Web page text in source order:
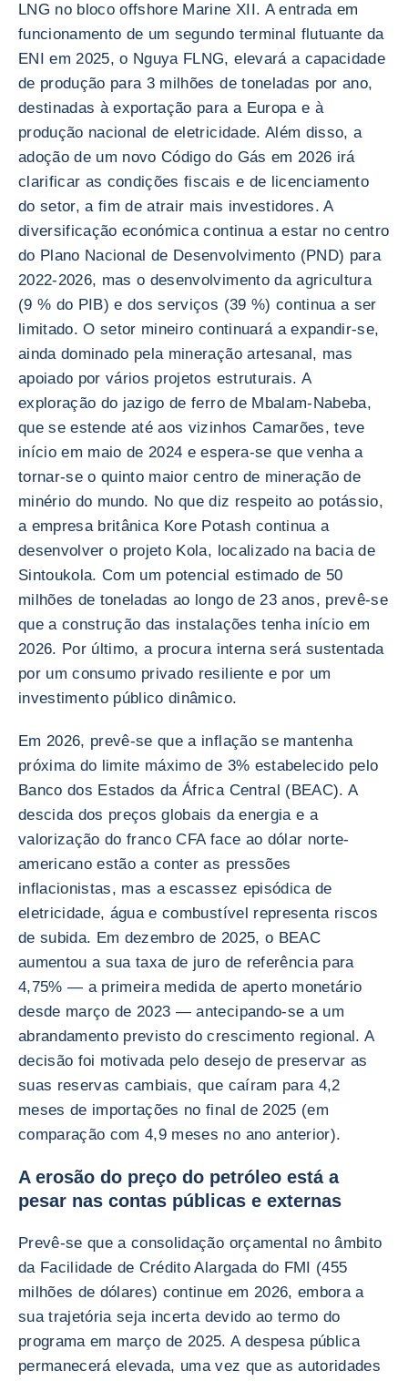
LNG no bloco offshore Marine XII. A entrada em
funcionamento de um segundo terminal flutuante da
ENI em 2025, o Nguya FLNG, elevará a capacidade
de produção para 3 milhões de toneladas por ano,
destinadas à exportação para a Europa e à
produção nacional de eletricidade. Além disso, a
adoção de um novo Código do Gás em 2026 irá
clarificar as condições fiscais e de licenciamento
do setor, a fim de atrair mais investidores. A
diversificação económica continua a estar no centro
do Plano Nacional de Desenvolvimento (PND) para
2022-2026, mas o desenvolvimento da agricultura
(9 % do PIB) e dos serviços (39 %) continua a ser
limitado. O setor mineiro continuará a expandir-se,
ainda dominado pela mineração artesanal, mas
apoiado por vários projetos estruturais. A
exploração do jazigo de ferro de Mbalam-Nabeba,
que se estende até aos vizinhos Camarões, teve
início em maio de 2024 e espera-se que venha a
tornar-se o quinto maior centro de mineração de
minério do mundo. No que diz respeito ao potássio,
a empresa britânica Kore Potash continua a
desenvolver o projeto Kola, localizado na bacia de
Sintoukola. Com um potencial estimado de 50
milhões de toneladas ao longo de 23 anos, prevê-se
que a construção das instalações tenha início em
2026. Por último, a procura interna será sustentada
por um consumo privado resiliente e por um
investimento público dinâmico.
Em 2026, prevê-se que a inflação se mantenha
próxima do limite máximo de 3% estabelecido pelo
Banco dos Estados da África Central (BEAC). A
descida dos preços globais da energia e a
valorização do franco CFA face ao dólar norte-
americano estão a conter as pressões
inflacionistas, mas a escassez episódica de
eletricidade, água e combustível representa riscos
de subida. Em dezembro de 2025, o BEAC
aumentou a sua taxa de juro de referência para
4,75% — a primeira medida de aperto monetário
desde março de 2023 — antecipando-se a um
abrandamento previsto do crescimento regional. A
decisão foi motivada pelo desejo de preservar as
suas reservas cambiais, que caíram para 4,2
meses de importações no final de 2025 (em
comparação com 4,9 meses no ano anterior).
A erosão do preço do petróleo está a
pesar nas contas públicas e externas
Prevê-se que a consolidação orçamental no âmbito
da Facilidade de Crédito Alargada do FMI (455
milhões de dólares) continue em 2026, embora a
sua trajetória seja incerta devido ao termo do
programa em março de 2025. A despesa pública
permanecerá elevada, uma vez que as autoridades